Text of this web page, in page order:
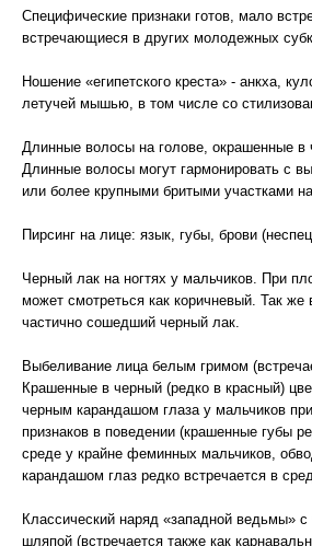
Специфические признаки готов, мало
встречающиеся в других молодежных
Ношение «египетского креста» - анкха,
летучей мышью, в том числе со
Длинные волосы на голове, окрашенные в
Длинные волосы могут гармонировать с
или более крупными бритыми участками
Пирсинг на лице: язык, губы, брови
Черный лак на ногтях у мальчиков. При
может смотреться как коричневый. Так же
частично сошедший черный лак.
Выбеливание лица белым гримом
Крашенные в черный (редко в красный)
черным карандашом глаза у мальчиков
признаков в поведении (крашенные губы
среде у крайне феминных мальчиков,
карандашом глаз редко встречается в
Классический наряд «западной ведьмы» с
шляпой (встречается также как